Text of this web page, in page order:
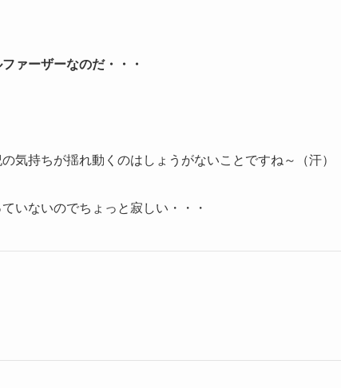
ァーザーなのだ・・・
気持ちが揺れ動くのはしょうがないことですね～（汗）
いないのでちょっと寂しい・・・